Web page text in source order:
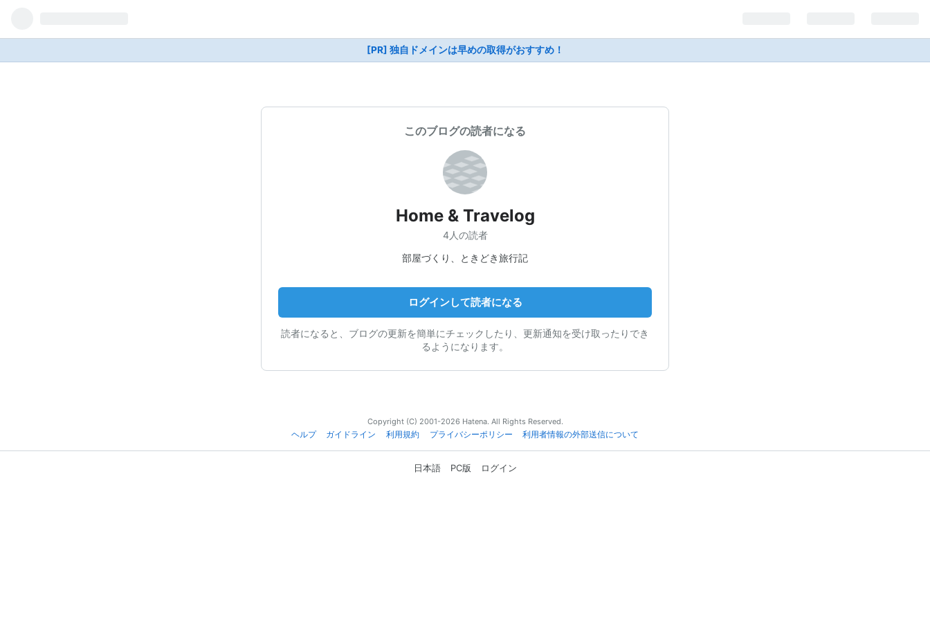
[PR] 独自ドメインは早めの取得がおすすめ！
このブログの読者になる
Home & Travelog
4人の読者
部屋づくり、ときどき旅行記
ログインして読者になる
読者になると、ブログの更新を簡単にチェックしたり、更新通知を受け取ったりでき
るようになります。
Copyright (C) 2001-2026 Hatena. All Rights Reserved.
ヘルプ
ガイドライン 利用規約 プライバシーポリシー 利用者情報の外部送信について
日本語 PC版 ログイン